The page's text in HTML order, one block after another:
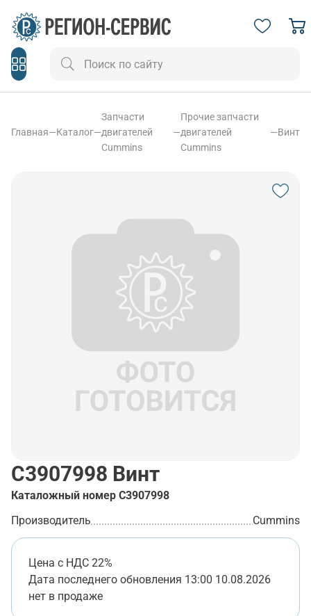
Главная—Каталог—
Запчасти
двигателей
Cummins
—
Прочие запчасти
двигателей
Cummins
—Винт
C3907998 Винт
Каталожный номер C3907998
Производитель
Cummins
Цена с НДС 22%
Дата последнего обновления 13:00 10.08.2026
нет в продаже